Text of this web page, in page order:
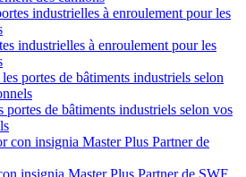
industrielles à enroulement pour les
portes de bâtiments industriels selon vos